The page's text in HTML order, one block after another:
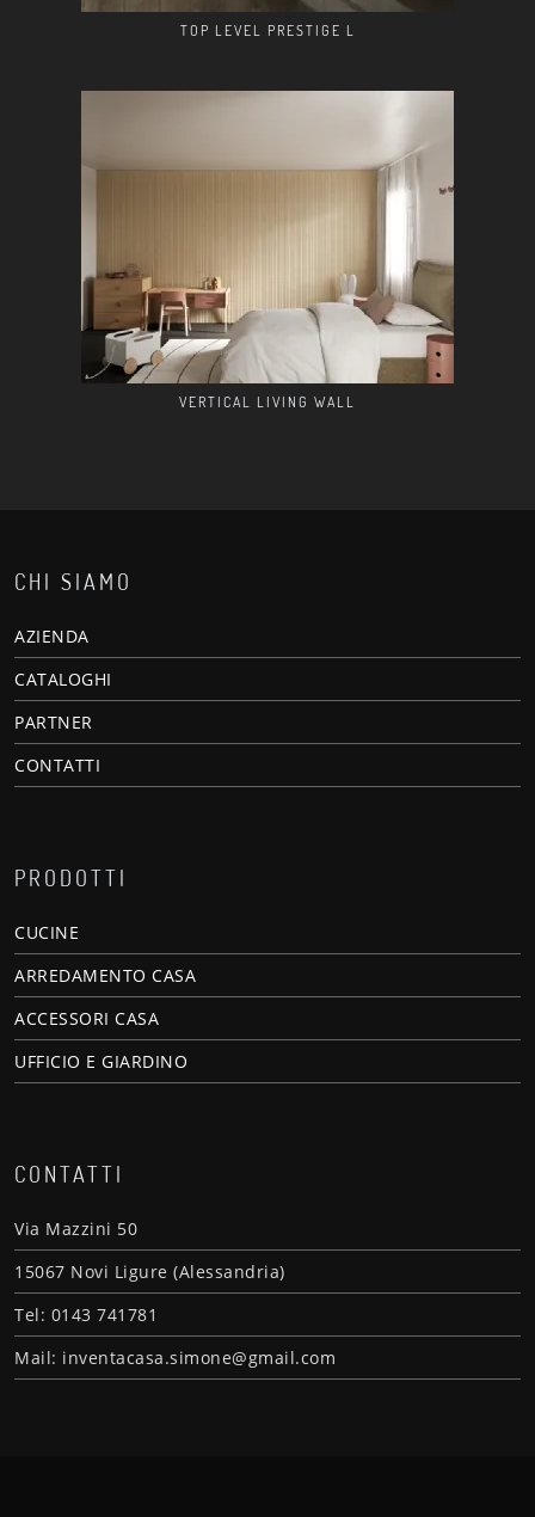
TOP LEVEL PRESTIGE L
VERTICAL LIVING WALL
CHI SIAMO
AZIENDA
CATALOGHI
PARTNER
CONTATTI
PRODOTTI
CUCINE
ARREDAMENTO CASA
ACCESSORI CASA
UFFICIO E GIARDINO
CONTATTI
Via Mazzini 50
15067 Novi Ligure (Alessandria)
Tel: 0143 741781
Mail: inventacasa.simone@gmail.com